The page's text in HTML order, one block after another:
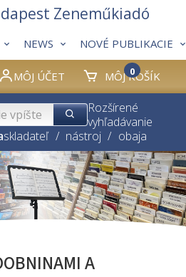
MÔJ ÚČET MÔJ KOŠÍK
0
NEWS NOVÉ PUBLIKACIE
Zeneműkiadó
Rozšírené
vyhľadávanie
skladateľ / nástroj / obaja
A